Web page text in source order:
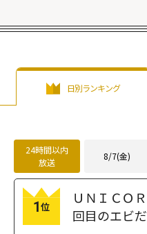
日別ランキング
24時間以内
放送
8/7(金)
1位
ＵＮＩＣＯ
回目のエビだ